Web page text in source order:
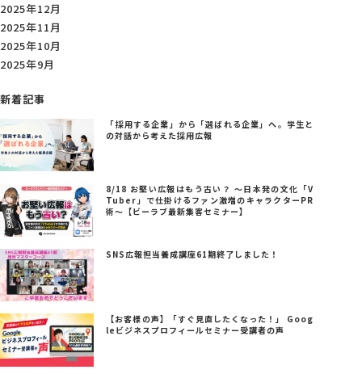
2025年12月
2025年11月
2025年10月
2025年9月
新着記事
「採用する企業」から「選ばれる企業」へ。学生と
の対話から考えた採用広報
8/18 お堅い広報はもう古い？ ～日本発の文化「V
Tuber」で仕掛けるファン激増のキャラクターPR
術～【ビーラブ最新集客セミナー】
SNS広報担当養成講座61期終了しました！
【お客様の声】「すぐ見直したくなった！」 Goog
leビジネスプロフィールセミナー受講者の声